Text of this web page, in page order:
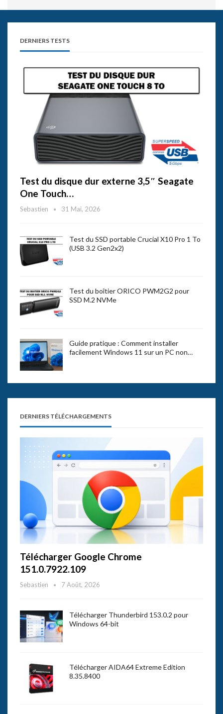
DERNIERS TESTS
Test du disque dur externe 3,5″ Seagate
One Touch…
Sebastien 31 Mai, 2026
Test du SSD portable Crucial X10 Pro 1 To
(USB 3.2 Gen2x2)
Test du boîtier ORICO PWM2G2 pour
SSD M.2 NVMe
Guide pratique : Comment installer
facilement Windows 11 sur un PC non…
DERNIERS TÉLÉCHARGEMENTS
Télécharger Google Chrome
151.0.7922.109
Sebastien 7 Août, 2026
Télécharger Thunderbird 153.0.2 pour
Windows 64-bit
Télécharger AIDA64 Extreme Edition
8.35.8400